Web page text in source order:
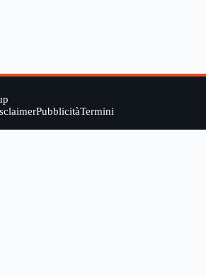
PubblicitàTermini